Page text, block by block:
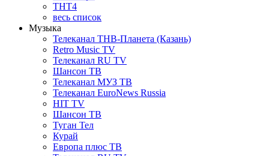
ТНТ4
весь список
Музыка
Телеканал ТНВ-Планета (Казань)
Retro Music TV
Телеканал RU TV
Шансон ТВ
Телеканал МУЗ ТВ
Телеканал EuroNews Russia
HIT TV
Шансон ТВ
Туган Тел
Курай
Европа плюс ТВ